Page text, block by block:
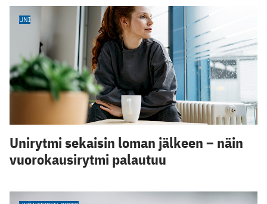
UNI
Unirytmi sekaisin loman jälkeen – näin
vuorokausirytmi palautuu